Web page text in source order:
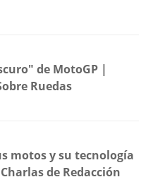
de MotoGP |
Ruedas
motos y su tecnología
de Redacción